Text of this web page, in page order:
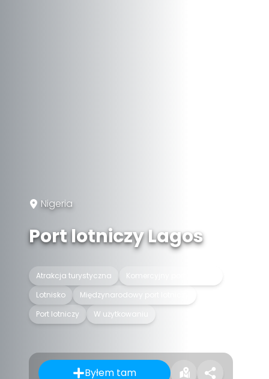
Nigeria
Port lotniczy Lagos
Atrakcja turystyczna
Komercyjny port lotniczy
Lotnisko
Międzynarodowy port lotniczy
Port lotniczy
W użytkowaniu
Byłem tam